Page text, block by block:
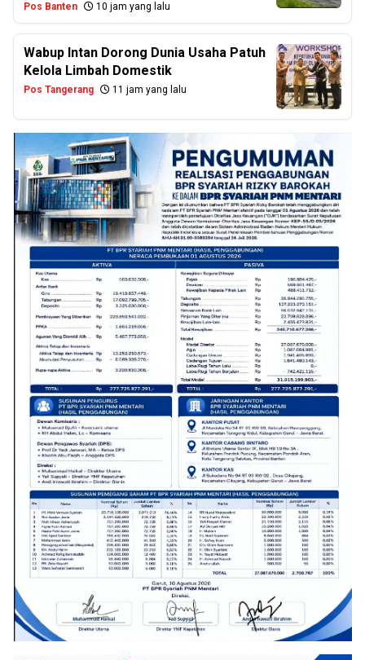
Pos Banten 10 jam yang lalu
Wabup Intan Dorong Dunia Usaha Patuh
Kelola Limbah Domestik
Pos Tangerang 11 jam yang lalu